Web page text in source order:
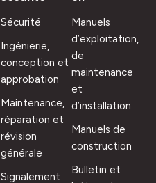
Sécurité
Ingénierie,
conception et
approbation
Maintenance,
réparation et
révision
générale
Signalement
Manuels
d’exploitation,
de
maintenance
et
d’installation
Manuels de
construction
Bulletin et